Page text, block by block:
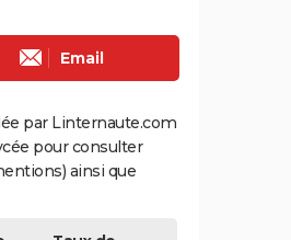
Email
par Linternaute.com
pour consulter
ainsi que